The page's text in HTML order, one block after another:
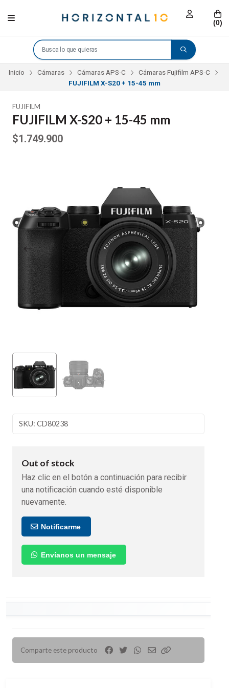
(0)
Inicio Cámaras Cámaras APS-C
Cámaras Fujifilm APS-C
FUJIFILM X-S20 + 15-45 mm
FUJIFILM
FUJIFILM X-S20 + 15-45 mm
$1.749.900
SKU: CD80238
Out of stock
Haz clic en el botón a continuación para recibir
una notificación cuando esté disponible
nuevamente.
Notificarme
Envíanos un mensaje
Comparte este producto